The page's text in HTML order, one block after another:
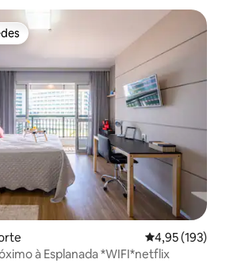
4,95 de uma
4,95 (193)
à Esplanada *WIFI*netflix